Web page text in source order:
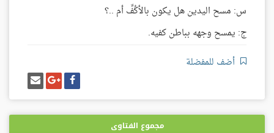
س: مسح اليدين هل يكون بالأكُفِّ أم ..؟
ج: يمسح وجهه بباطن كفيه.
أضف للمفضلة
شارك
على
فيسبوك
شارك
على
غوغل
بلس
إرسل
إيميل
مجموع الفتاوى